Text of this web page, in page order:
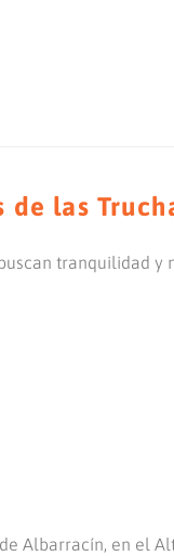
de las
tranquilidad
Albarracín, en el